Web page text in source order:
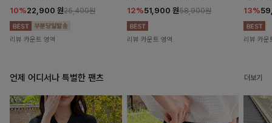
10%22,900 원25,400원
리뷰 카운트 영역
12%51,900 원58,900원
리뷰 카운트 영역
13%
리뷰 카운
언제 어디서나 특별한 팬츠 더보기